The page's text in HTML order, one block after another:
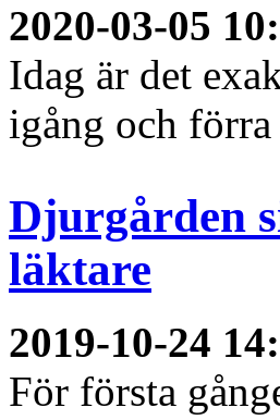
2020-03-05
Idag är det
igång och
Djurgården
läktare
2019-10-24
För första